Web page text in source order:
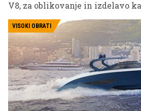
V8, za oblikovanje in izdelavo
VISOKI OBRATI